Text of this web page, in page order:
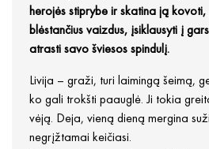
herojės stiprybe ir skatina ją
blėstančius vaizdus, įsiklausyti į
atrasti savo šviesos spindulį.
Livija – graži, turi laimingą šeimą,
ko gali trokšti paauglė. Ji tokia
vėją. Deja, vieną dieną mergina
negrįžtamai keičiasi.